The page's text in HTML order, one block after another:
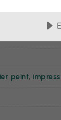
peint,